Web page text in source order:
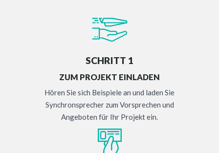
SCHRITT 1
ZUM PROJEKT EINLADEN
Hören Sie sich Beispiele an und laden Sie
Synchronsprecher zum Vorsprechen und
Angeboten für Ihr Projekt ein.